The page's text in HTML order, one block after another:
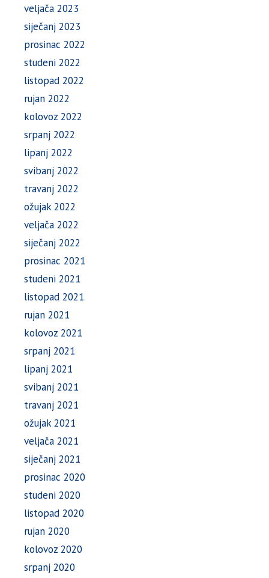
veljača 2023
siječanj 2023
prosinac 2022
studeni 2022
listopad 2022
rujan 2022
kolovoz 2022
srpanj 2022
lipanj 2022
svibanj 2022
travanj 2022
ožujak 2022
veljača 2022
siječanj 2022
prosinac 2021
studeni 2021
listopad 2021
rujan 2021
kolovoz 2021
srpanj 2021
lipanj 2021
svibanj 2021
travanj 2021
ožujak 2021
veljača 2021
siječanj 2021
prosinac 2020
studeni 2020
listopad 2020
rujan 2020
kolovoz 2020
srpanj 2020